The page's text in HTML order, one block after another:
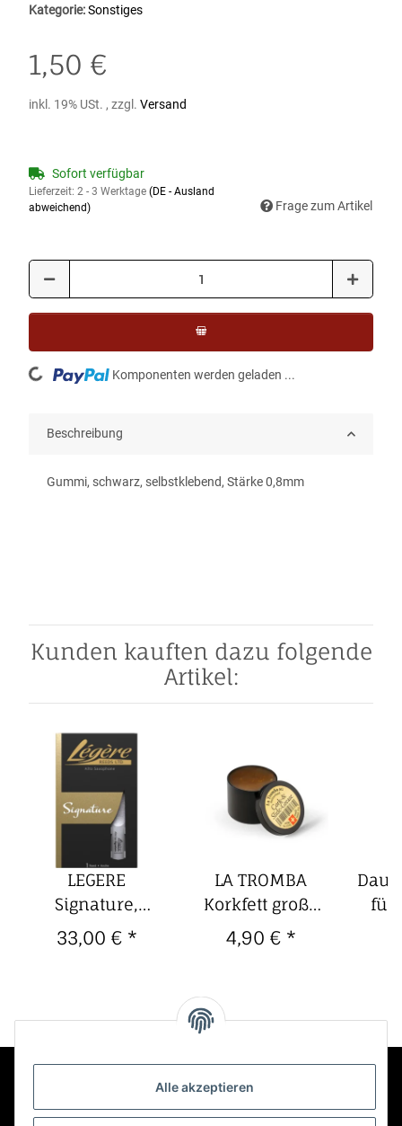
Alle akzeptieren
Kategorie:Sonstiges
1,50 €
inkl. 19% USt. , zzgl. Versand
Sofort verfügbar
Lieferzeit: 2 - 3 Werktage (DE - Ausland
abweichend)
Frage zum Artikel
Loading... Komponenten werden geladen ...
Beschreibung
Gummi, schwarz, selbstklebend, Stärke 0,8mm
Kunden kauften dazu folgende
Artikel:
LEGERE
Signature,
Altsaxophon-
Kunststoffblatt 2
33,00 € *
LA TROMBA
Korkfett große
Dose, rötlich
4,90 € *
für